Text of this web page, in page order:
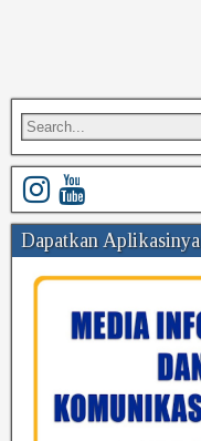
Dapatkan Aplikasinya